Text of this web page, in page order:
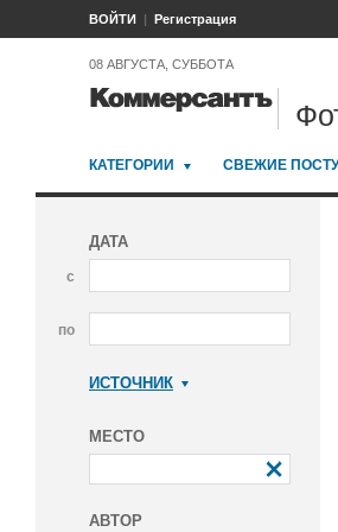
ВОЙТИ Регистрация
08 АВГУСТА, СУББОТА
КАТЕГОРИИ СВЕЖИЕ
ДАТА
с
по
ИСТОЧНИК
МЕСТО
АВТОР